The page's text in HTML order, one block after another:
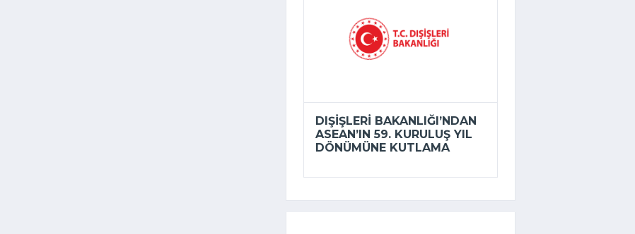
DIŞIŞLERI BAKANLIĞI’NDAN
ASEAN’IN 59. KURULUŞ YIL
DÖNÜMÜNE KUTLAMA